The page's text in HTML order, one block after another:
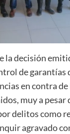
la decisión
de garantías
en contra de
muy a pesar
delitos como
agravado